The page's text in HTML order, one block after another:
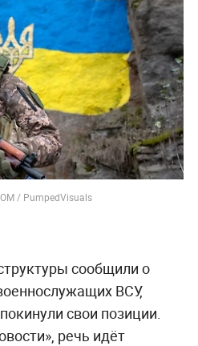
/ PumpedVisuals
сообщили о
ВСУ,
свои позиции.
речь идёт